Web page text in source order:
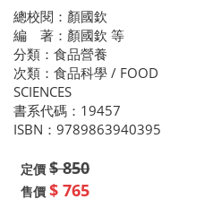
總校閱：顏國欽
編 著：顏國欽 等
分類：食品營養
次類：食品科學 / FOOD
SCIENCES
書系代碼：19457
ISBN：9789863940395
定價 $ 850
售價 $ 765